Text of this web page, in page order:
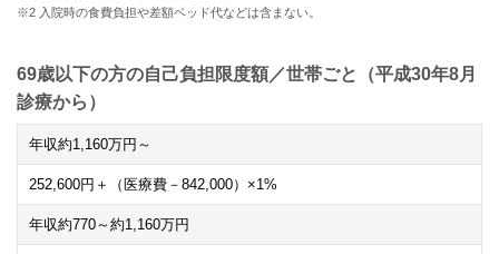
※2 入院時の食費負担や差額ベッド代などは含まない。
69歳以下の方の自己負担限度額／世帯ごと（平成30年8月
診療から）
年収約1,160万円～
252,600円＋（医療費－ 842,000）×1 %
年収約770～約1,160万円